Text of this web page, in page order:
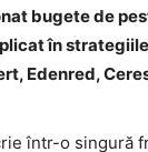
bugete de
în
Edenred,
într-o singură